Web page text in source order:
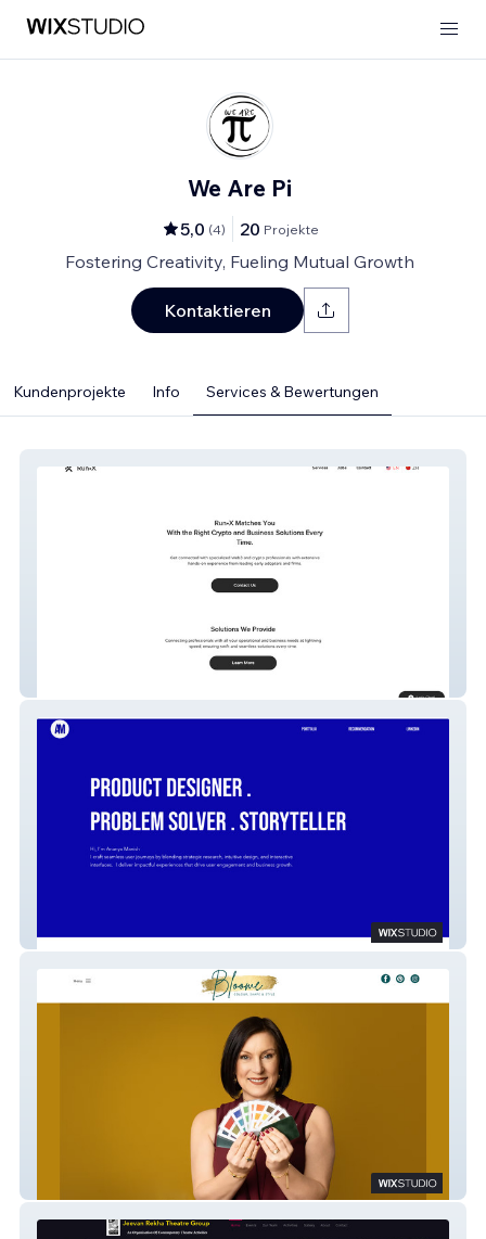
We Are Pi
5,0 (4) 20 Projekte
Fostering Creativity, Fueling Mutual Growth
Kontaktieren
Kundenprojekte Info Services & Bewertungen
Ananyamanish